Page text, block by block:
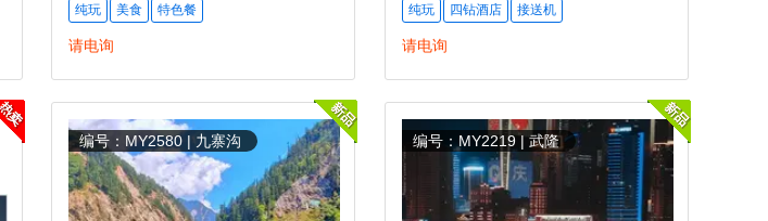
纯玩
美食 特色餐
请电询
纯玩
四钻酒店 接送机
请电询
编号：MY2580 | 九寨沟 编号：MY2219 | 武隆